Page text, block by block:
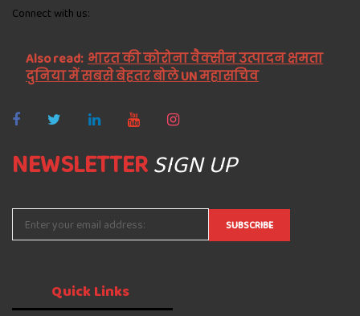
Connect with us:
Also read: भारत की कोरोना वैक्सीन उत्पादन क्षमता
दुनिया में सबसे बेहतर बोले UN महासचिव
NEWSLETTERSIGN UP
QuickLinks